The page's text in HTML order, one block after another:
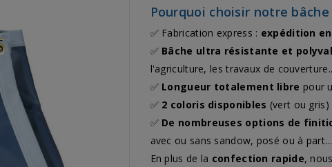
Pourquoi choisir notre
✅ Fabrication express : expédition
✅ Bâche ultra résistante et
l'agriculture, les travaux de
✅ Longueur totalement libre pour
✅ 2 coloris disponibles (vert ou gris)
✅ De nombreuses options de
avec ou sans sandow, posé ou à
En plus de la confection rapide,